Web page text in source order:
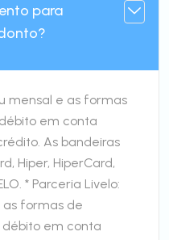
para
mensal e as formas
em conta
As bandeiras
Hiper, HiperCard,
* Parceria Livelo:
as formas de
em conta